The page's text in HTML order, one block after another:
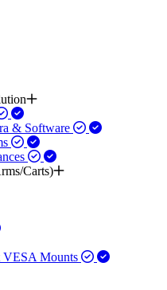
& Software
Carts)
VESA Mounts